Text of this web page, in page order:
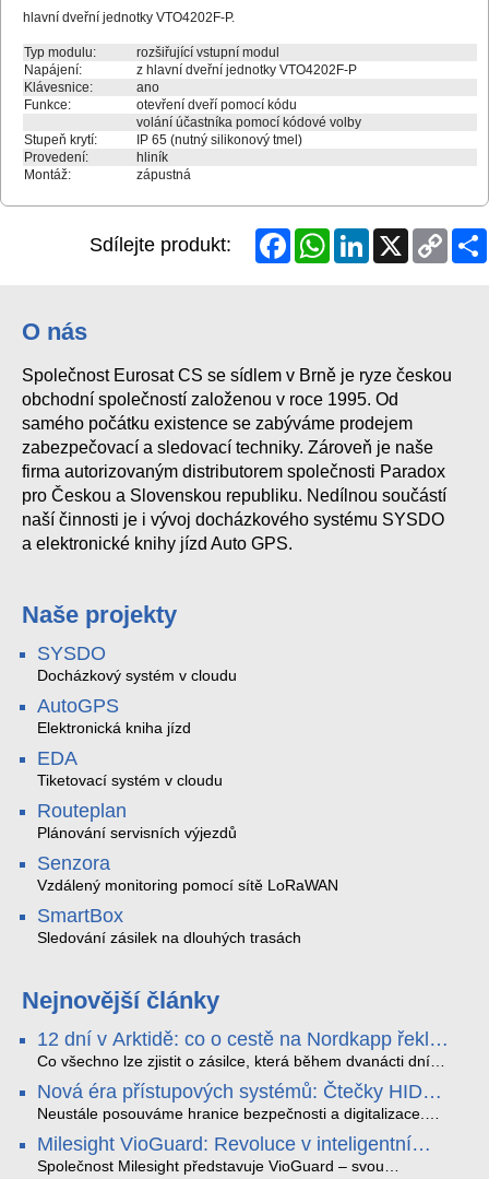
hlavní dveřní jednotky VTO4202F-P.
Typ modulu:
rozšiřující vstupní modul
Napájení:
z hlavní dveřní jednotky VTO4202F-P
Klávesnice:
ano
Funkce:
otevření dveří pomocí kódu
volání účastníka pomocí kódové volby
Stupeň krytí:
IP 65 (nutný silikonový tmel)
Provedení:
hliník
Montáž:
zápustná
Sdílejte produkt: FacebookWhatsAppLinkedInX
Copy
Link
O nás
Společnost Eurosat CS se sídlem v Brně je ryze českou
obchodní společností založenou v roce 1995. Od
samého počátku existence se zabýváme prodejem
zabezpečovací a sledovací techniky. Zároveň je naše
firma autorizovaným distributorem společnosti Paradox
pro Českou a Slovenskou republiku. Nedílnou součástí
naší činnosti je i vývoj docházkového systému SYSDO
a elektronické knihy jízd Auto GPS.
Naše projekty
SYSDO
Docházkový systém v cloudu
AutoGPS
Elektronická kniha jízd
EDA
Tiketovací systém v cloudu
Routeplan
Plánování servisních výjezdů
Senzora
Vzdálený monitoring pomocí sítě LoRaWAN
SmartBox
Sledování zásilek na dlouhých trasách
Nejnovější články
12 dní v Arktidě: co o cestě na Nordkapp řekla
data ze SMARTBOX 2 MAX
Co všechno lze zjistit o zásilce, která během dvanácti dní
projede Arktidou? SMARTBOX 2 MAX jsme vzali na trasu z
Tromsø přes Lofoty, Kirunu a finské Laponsko až na
Nordkapp. Bez jediného dobití, v mrazu až −13 °C a mimo
otřesy i náklon. Výsledkem není jen čára na mapě, ale
podrobný datový příběh celé cesty.
Nová éra přístupových systémů: Čtečky HID
Signo
Neustále posouváme hranice bezpečnosti a digitalizace.
v oblasti kontroly přístupu – moderní a vysoce univerzální
čtečky HID Signo.
Milesight VioGuard: Revoluce v inteligentní
detekci dopravních přestupků
Společnost Milesight představuje VioGuard – svou